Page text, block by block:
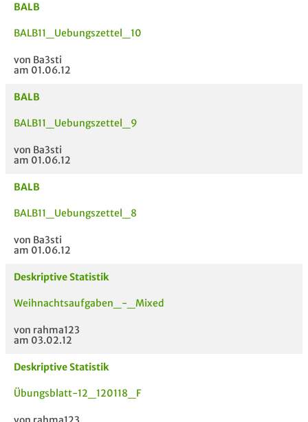
BALB
BALB11_Uebungszettel_10
von Ba3sti
am 01.06.12
BALB
BALB11_Uebungszettel_9
von Ba3sti
am 01.06.12
BALB
BALB11_Uebungszettel_8
von Ba3sti
am 01.06.12
Deskriptive Statistik
Weihnachtsaufgaben_-_Mixed
von rahma123
am 03.02.12
Deskriptive Statistik
Übungsblatt-12_120118_F